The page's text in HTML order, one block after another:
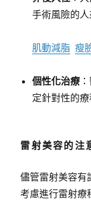
手術風險的
肌動減脂 瘦
個性化治療
定針對性的
雷射美容的注
儘管雷射美容有
考慮進行雷射療